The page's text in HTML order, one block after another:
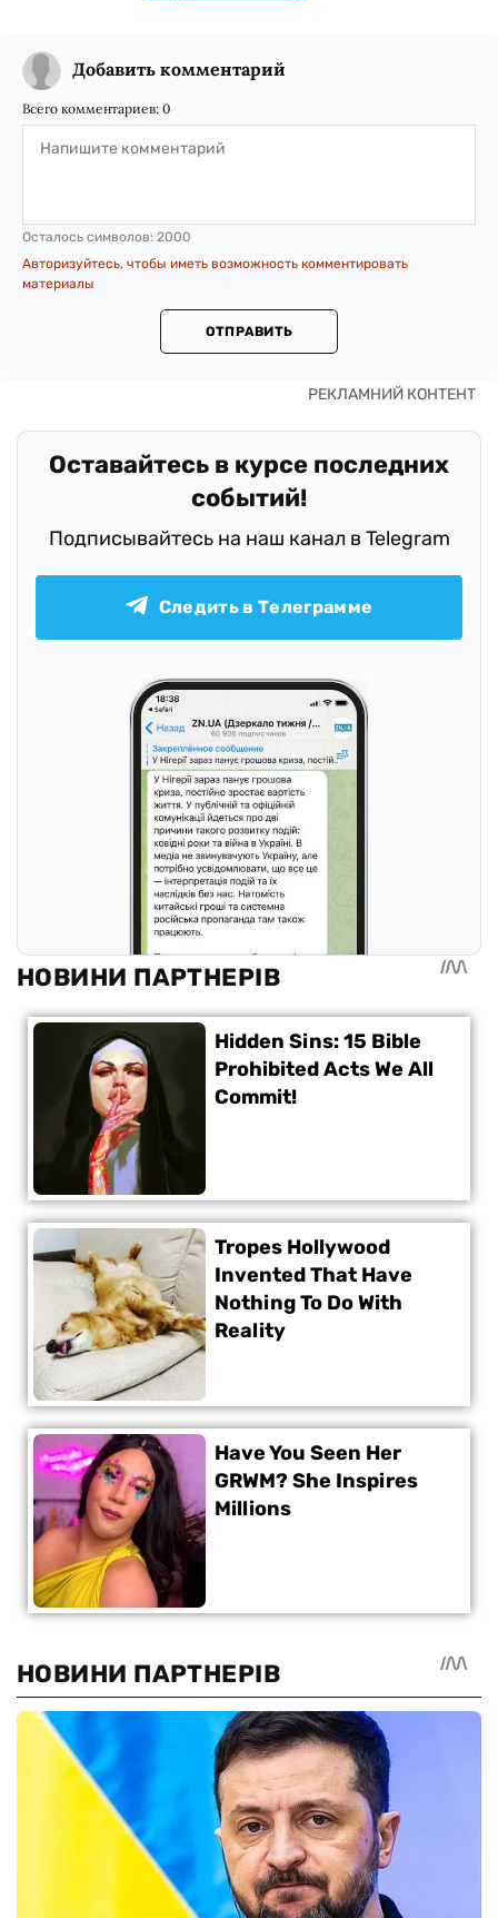
Добавить комментарий
Всего комментариев: 0
Осталось символов: 2000
Авторизуйтесь, чтобы иметь возможность комментировать
материалы
ОТПРАВИТЬ
Оставайтесь в курсе последних
событий!
Подписывайтесь на наш канал в Telegram
Следить в Телеграмме